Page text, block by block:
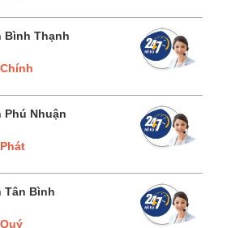
Bình Thạnh
Phú Nhuận
Tân Bình